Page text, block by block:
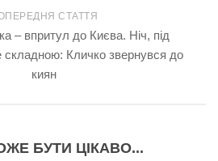
СТАТТЯ
– впритул до Києва. Ніч, під
складною: Кличко звернувся до
киян
БУТИ ЦІКАВО...